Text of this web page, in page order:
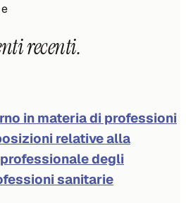
recenti.
in materia di professioni
relative alla
degli
sanitarie